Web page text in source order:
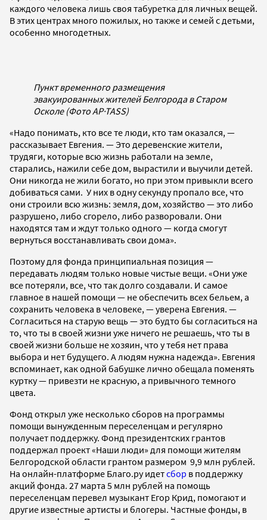
каждого человека лишь своя табуретка для личных вещей.
В этих центрах много пожилых, но также и семей с детьми,
особенно многодетных.
Пункт временного размещения
эвакуированных жителей Белгорода в Старом
Осколе (Фото AP·TASS)
«Надо понимать, кто все те люди, кто там оказался, —
рассказывает Евгения. — Это деревенские жители,
трудяги, которые всю жизнь работали на земле,
старались, нажили себе дом, вырастили и выучили детей.
Они никогда не жили богато, но при этом привыкли всего
добиваться сами. У них в одну секунду пропало все, что
они строили всю жизнь: земля, дом, хозяйство — это либо
разрушено, либо сгорело, либо разворовали. Они
находятся там и ждут только одного — когда смогут
вернуться восстанавливать свои дома».
Поэтому для фонда принципиальная позиция —
передавать людям только новые чистые вещи. «Они уже
все потеряли, все, что так долго создавали. И самое
главное в нашей помощи — не обеспечить всех бельем, а
сохранить человека в человеке, — уверена Евгения. —
Согласиться на старую вещь — это будто бы согласиться на
то, что ты в своей жизни уже ничего не решаешь, что ты в
своей жизни больше не хозяин, что у тебя нет права
выбора и нет будущего. А людям нужна надежда». Евгения
вспоминает, как одной бабушке лично обещала поменять
куртку — привезти не красную, а привычного темного
цвета.
Фонд открыл уже несколько сборов на программы
помощи вынужденным переселенцам и регулярно
получает поддержку. Фонд президентских грантов
поддержал проект «Наши люди» для помощи жителям
Белгородской области грантом размером 9,9 млн рублей.
На онлайн-платформе Благо.ру идетсбор в поддержку
акций фонда. 27 марта 5 млн рублей на помощь
переселенцам перевел музыкант Егор Крид, помогают и
другие известные артисты и блогеры. Частные фонды, в